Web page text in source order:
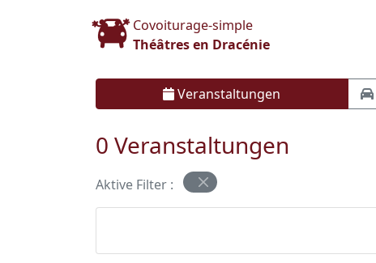
Covoiturage-simple
Théâtres en Dracénie
Veranstaltungen
0 Veranstaltungen
Aktive Filter :